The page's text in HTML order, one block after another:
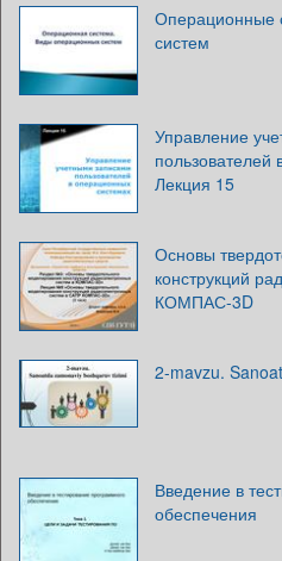
Операционные
систем
Управление
пользователей
Лекция 15
Основы
конструкций
КОМПАС-3D
2-mavzu.
Введение в
обеспечения